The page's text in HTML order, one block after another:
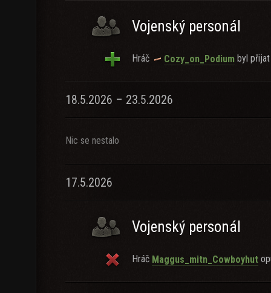
Vojenský personál
Hráč Cozy_on_Podium byl přijat
18.5.2026 – 23.5.2026
Nic se nestalo
17.5.2026
Vojenský personál
Hráč Maggus_mitn_Cowboyhut